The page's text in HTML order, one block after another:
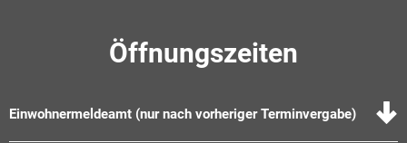
Öffnungszeiten
Einwohnermeldeamt (nur nach vorheriger Terminvergabe)